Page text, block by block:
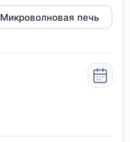
Микроволновая печь